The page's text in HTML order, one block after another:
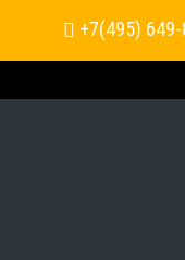
+7(495)